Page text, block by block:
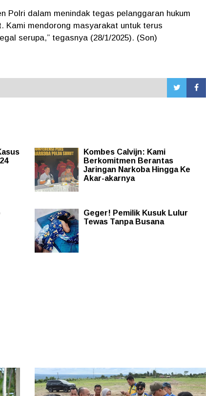
Polri dalam menindak tegas pelanggaran hukum
Kami mendorong masyarakat untuk terus
serupa,” tegasnya (28/1/2025). (Son)
Kombes Calvijn: Kami
Berkomitmen Berantas
Jaringan Narkoba Hingga Ke
Akar-akarnya
Geger! Pemilik Kusuk Lulur
Tewas Tanpa Busana